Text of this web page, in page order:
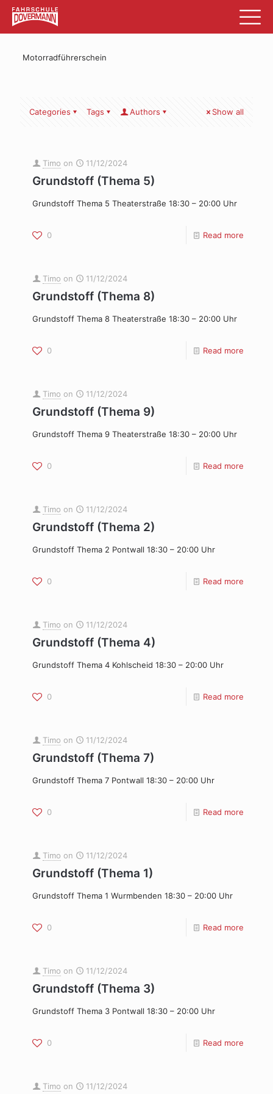
Motorradführerschein
Categories Tags Authors Show all
Timo on 11/12/2024
Grundstoff (Thema 5)
Grundstoff Thema 5 Theaterstraße 18:30 – 20:00 Uhr
0 Read more
Timo on 11/12/2024
Grundstoff (Thema 8)
Grundstoff Thema 8 Theaterstraße 18:30 – 20:00 Uhr
0 Read more
Timo on 11/12/2024
Grundstoff (Thema 9)
Grundstoff Thema 9 Theaterstraße 18:30 – 20:00 Uhr
0 Read more
Timo on 11/12/2024
Grundstoff (Thema 2)
Grundstoff Thema 2 Pontwall 18:30 – 20:00 Uhr
0 Read more
Timo on 11/12/2024
Grundstoff (Thema 4)
Grundstoff Thema 4 Kohlscheid 18:30 – 20:00 Uhr
0 Read more
Timo on 11/12/2024
Grundstoff (Thema 7)
Grundstoff Thema 7 Pontwall 18:30 – 20:00 Uhr
0 Read more
Timo on 11/12/2024
Grundstoff (Thema 1)
Grundstoff Thema 1 Wurmbenden 18:30 – 20:00 Uhr
0 Read more
Timo on 11/12/2024
Grundstoff (Thema 3)
Grundstoff Thema 3 Pontwall 18:30 – 20:00 Uhr
0 Read more
Timo on 11/12/2024